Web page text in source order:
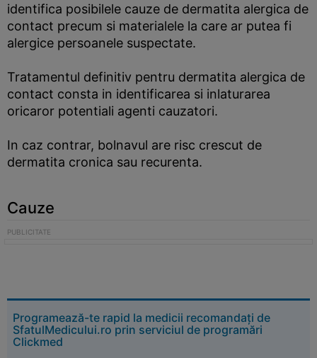
identifica posibilele cauze de dermatita alergica de
contact precum si materialele la care ar putea fi
alergice persoanele suspectate.
Tratamentul definitiv pentru dermatita alergica de
contact consta in identificarea si inlaturarea
oricaror potentiali agenti cauzatori.
In caz contrar, bolnavul are risc crescut de
dermatita cronica sau recurenta.
Cauze
Programează-te rapid la medicii recomandați de
SfatulMedicului.ro prin serviciul de programări
Clickmed